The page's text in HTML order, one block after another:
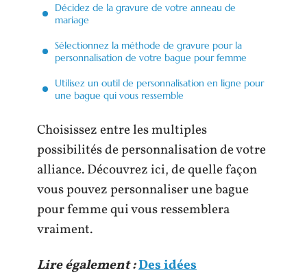
Décidez de la gravure de votre anneau de
mariage
Sélectionnez la méthode de gravure pour la
personnalisation de votre bague pour femme
Utilisez un outil de personnalisation en ligne pour
une bague qui vous ressemble
Choisissez entre les multiples
possibilités de personnalisation de votre
alliance. Découvrez ici, de quelle façon
vous pouvez personnaliser une bague
pour femme qui vous ressemblera
vraiment.
Lire également :Des idées